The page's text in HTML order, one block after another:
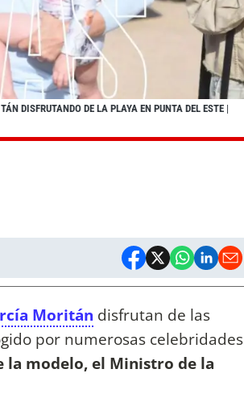
DISFRUTANDO DE LA PLAYA EN PUNTA DEL ESTE |
Moritán disfrutan de las
por numerosas celebridades
la modelo, el Ministro de la